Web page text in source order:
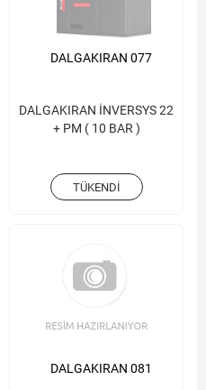
DALGAKIRAN İNVERSYS 22
+ PM ( 10 BAR )
DALGAKIRAN 077
TÜKENDI
DALGAKIRAN 081